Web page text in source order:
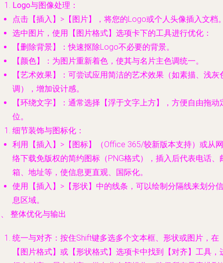
Logo与图像处理 ：
点击【插入】>【图片】，将您的Logo或个人头像插入文档
选中图片，使用【图片格式】选项卡下的工具进行优化：
【删除背景】：快速抠除Logo不必要的背景。
【颜色】：为图片重新着色，使其与名片主色调统一。
【艺术效果】：可尝试应用简洁的艺术效果（如素描、浅灰
调），增加设计感。
【环绕文字】：通常选择【浮于文字上方】，方便自由拖动
位。
细节装饰与图标化 ：
利用【插入】>【图标】（Office 365/较新版本支持）或从网
络下载免版权的简约图标（PNG格式），插入后代表电话、
箱、地址等，使信息更直观、国际化。
使用【插入】>【形状】中的线条，可以绘制分隔线来划分信
息区域。
整体优化与输出
统一与对齐 ：按住Shift键多选多个文本框、形状或图片，在
【图片格式】或【形状格式】选项卡中找到【对齐】工具，